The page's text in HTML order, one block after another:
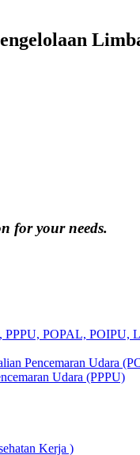
for your needs.
PPPU, POPAL,
Pencemaran Udara
Udara (PPPU)
Kerja )